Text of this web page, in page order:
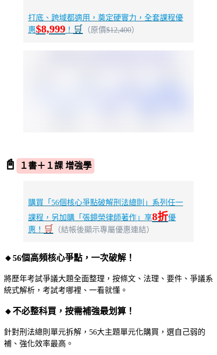
打底、跨域都適用，奠定硬實力，全套課程優
惠$8,999 ！ 🛒 （原價$12,400）
📓 １書＋１課 增強學
購買「56個核心爭點破解刑法總則」系列任一
課程，另加購「張鏡榮律師著作」享8折優
惠！ 🛒 （結帳後顯示專屬優惠連結）
🔸56個高頻核心爭點，一次破解！
將歷年考試爭議大題全面整理，按條文、法理、要件、爭議系
統式解析，考試考哪裡、一看就懂。
🔸不必整科買，按需補強最划算！
針對刑法總則單元拆解，56大主題單元化購買，選自己弱的
補、強化效率最高。